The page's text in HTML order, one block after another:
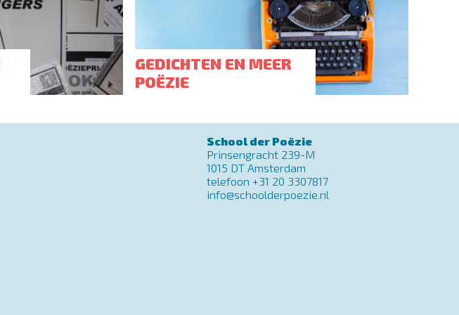
GEDICHTEN EN MEER
POËZIE
School der Poëzie
Prinsengracht 239-M
1015 DT Amsterdam
telefoon +31 20 3307817
info@schoolderpoezie.nl